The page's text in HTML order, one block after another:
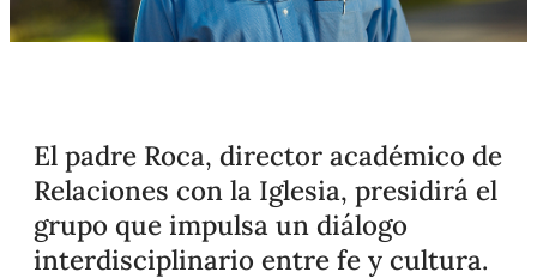
El padre Roca, director académico de
Relaciones con la Iglesia, presidirá el
grupo que impulsa un diálogo
interdisciplinario entre fe y cultura.